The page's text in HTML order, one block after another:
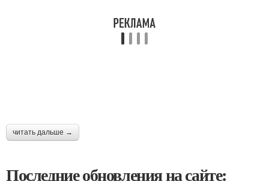
читать дальше →
Последние обновления на сайте: